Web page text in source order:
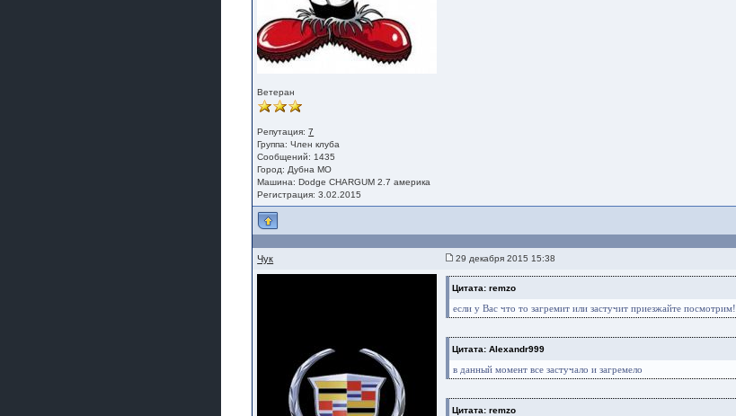
Ветеран
Репутация:7
Группа:Член клуба
Сообщений: 1435
Город: Дубна МО
Машина: Dodge CHARGUM 2.7 америка
Регистрация: 3.02.2015
Чук 29 декабря 2015 15:38
Цитата: remzo
если у Вас что то загремит или застучит приезжайте посмотрим!
Цитата: Alexandr999
в данный момент все застучало и загремело
Цитата: remzo